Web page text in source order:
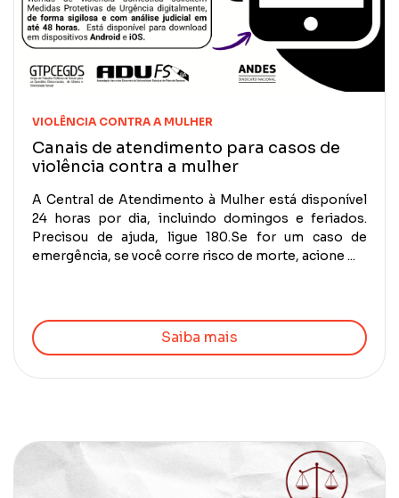
VIOLÊNCIA CONTRA A MULHER
Canais de atendimento para casos de
violência contra a mulher
A Central de Atendimento à Mulher está disponível
24 horas por dia, incluindo domingos e feriados.
Precisou de ajuda, ligue 180.Se for um caso de
emergência, se você corre risco de morte, acione ...
Saiba mais